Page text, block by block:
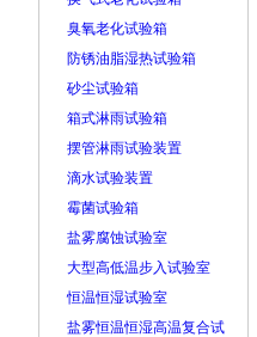
臭氧老化试验箱
防锈油脂湿热试验箱
砂尘试验箱
箱式淋雨试验箱
摆管淋雨试验装置
滴水试验装置
霉菌试验箱
盐雾腐蚀试验室
大型高低温步入试验室
恒温恒湿试验室
盐雾恒温恒湿高温复合试